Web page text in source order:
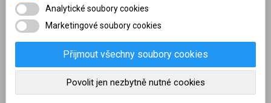
sledované období, byl váš
účet přeřazen do jiné
skupiny:
Analytické soubory cookies
Marketingové soubory cookies
Přijmout všechny soubory cookies
Povolit jen nezbytně nutné cookies